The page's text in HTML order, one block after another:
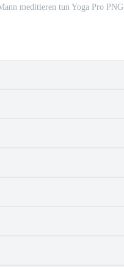
meditieren tun Yoga Pro PNG